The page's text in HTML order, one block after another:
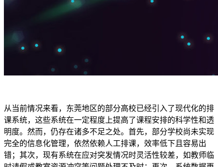
从当前情况来看，东莞地区的部分高校已经引入了现代化的排
课系统，这些系统在一定程度上提高了课程安排的科学性和透
明度。然而，仍存在诸多不足之处。首先，部分学校尚未实现
完全的信息化管理，依然依赖人工排课，效率低下且容易出
错；其次，现有系统在应对突发情况时灵活性较差，如教师临